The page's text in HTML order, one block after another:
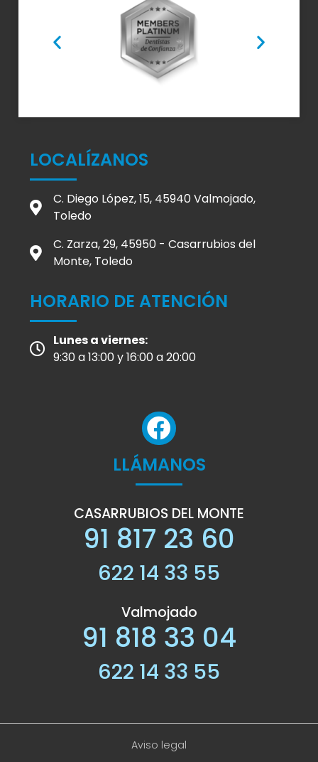
LOCALÍZANOS
C. Diego López, 15, 45940 Valmojado,
Toledo
C. Zarza, 29, 45950 - Casarrubios del
Monte, Toledo
HORARIO DE ATENCIÓN
Lunes a viernes:
9:30 a 13:00 y 16:00 a 20:00
LLÁMANOS
CASARRUBIOS DEL MONTE
91 817 23 60
622 14 33 55
Valmojado
91 818 33 04
622 14 33 55
Aviso legal